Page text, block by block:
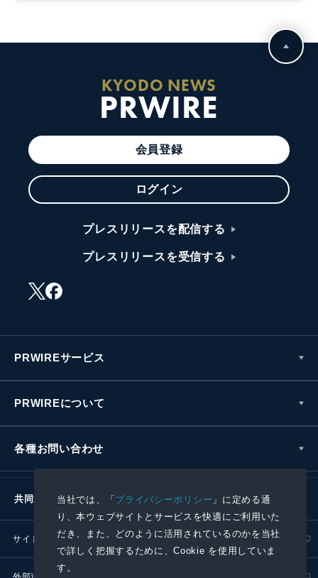
当社では、「プライバシーポリシー 」に定める通
り、本ウェブサイトとサービスを快適にご利用いた
だき、また、どのように活用されているのかを当社
で詳しく把握するために、Cookie を使用していま
す。
KYODO NEWS
PRWIRE
会員登録
ログイン
プレスリリースを配信する
プレスリリースを受信する
PRWIREサービス
PRWIREについて
各種お問い合わせ
共同通信社グループ
サイトポリシー プライバシーポリシー